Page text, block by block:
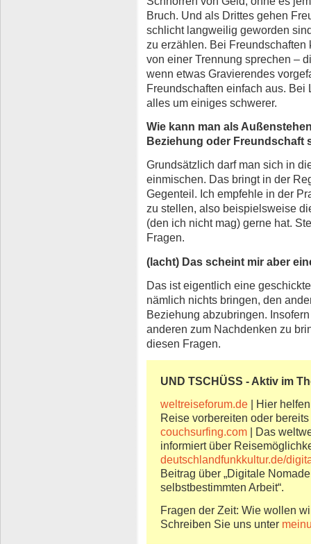
Bruch. Und als Drittes gehen
schlicht langweilig geworden
zu erzählen. Bei
von einer Trennung sprechen –
wenn etwas Gravierendes
Freundschaften einfach aus.
alles um einiges schwerer.
Wie kann man als
Beziehung oder Freundschaft
Grundsätzlich darf man sich in
einmischen. Das bringt in der
Gegenteil. Ich empfehle in der
zu stellen, also beispielsweise
(den ich nicht mag) gerne hat.
Fragen.
(lacht) Das scheint mir aber
Das ist eigentlich eine
nämlich nichts bringen, den
Beziehung abzubringen.
anderen zum Nachdenken zu
diesen Fragen.
UND TSCHÜSS - Aktiv im
weltreiseforum.de | Hier
Reise vorbereiten oder
couchsurfing.com | Das
informiert über
deutschlandfunkkultur.de/
Beitrag über „Digitale
selbstbestimmten Arbeit“.
Fragen der Zeit: Wie wollen
Schreiben Sie uns unter